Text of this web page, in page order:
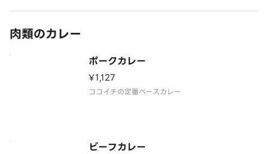
肉類のカレー
ポークカレー
¥1,127
ココイチの定番ベースカレー
ビーフカレー